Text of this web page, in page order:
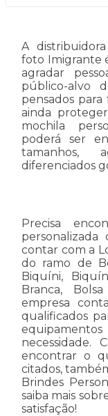
A
foto Imigrante
agradar
público-alvo
pensados
ainda
mochila
poderá ser
tamanhos,
diferenciados
Precisa
contar com a
do ramo de
Biquíni,
Branca,
empresa
qualificados
equipamentos
necessidade.
encontrar o
citados,
Brindes
saiba mais
satisfação!